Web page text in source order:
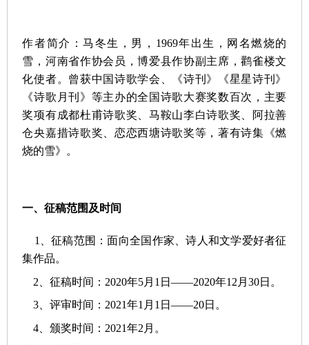
作者简介：马冬生，男， 1969年出生，网名燃烧的
雪，河南省作协会员，博爱县作协副主席，鹳雀楼文
化使者。曾获中国诗歌学会、《诗刊》《星星诗刊》
《诗歌月刊》等主办的全国诗歌大赛奖数百次，主要
奖项有成都杜甫诗歌奖、马鞍山李白诗歌奖、阿拉善
仓央嘉措诗歌奖、恋恋西塘诗歌奖等，著有诗集《燃
烧的雪》。
一、征稿范围及时间
1、征稿范围：面向全国作家、诗人和文学爱好者征
集作品。
2、征稿时间：2020年5月1日——2020年12月30日。
3、评审时间：2021年1月1日——20日。
4、颁奖时间：2021年2月。